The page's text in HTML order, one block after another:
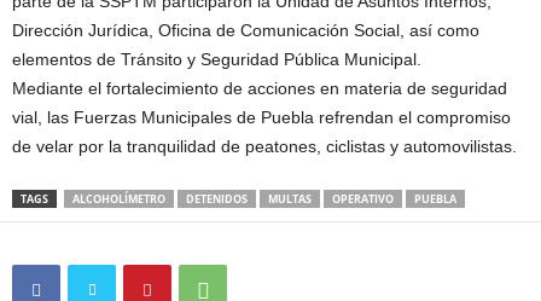
Dirección Jurídica, Oficina de Comunicación Social, así como
elementos de Tránsito y Seguridad Pública Municipal.
Mediante el fortalecimiento de acciones en materia de seguridad
vial, las Fuerzas Municipales de Puebla refrendan el compromiso
de velar por la tranquilidad de peatones, ciclistas y automovilistas.
TAGS ALCOHOLÍMETRO DETENIDOS MULTAS OPERATIVO PUEBLA